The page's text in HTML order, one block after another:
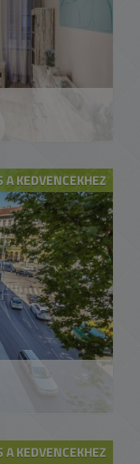
A KEDVENCEKHEZ
A KEDVENCEKHEZ